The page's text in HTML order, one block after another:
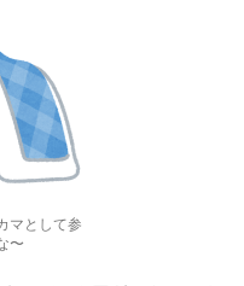
マとして参
〜